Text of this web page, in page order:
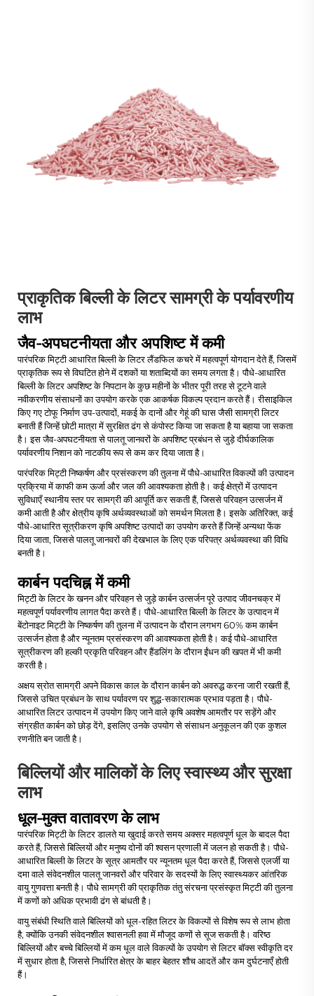
प्राकृतिक बिल्ली के लिटर सामग्री के पर्यावरणीय
लाभ
जैव-अपघटनीयता और अपशिष्ट में कमी
पारंपरिक मिट्टी आधारित बिल्ली के लिटर लैंडफिल कचरे में महत्वपूर्ण योगदान देते हैं, जिसमें
प्राकृतिक रूप से विघटित होने में दशकों या शताब्दियों का समय लगता है। पौधे-आधारित
बिल्ली के लिटर अपशिष्ट के निपटान के कुछ महीनों के भीतर पूरी तरह से टूटने वाले
नवीकरणीय संसाधनों का उपयोग करके एक आकर्षक विकल्प प्रदान करते हैं। रीसाइकिल
किए गए टोफू निर्माण उप-उत्पादों, मकई के दानों और गेहूं की घास जैसी सामग्री लिटर
बनाती हैं जिन्हें छोटी मात्रा में सुरक्षित ढंग से कंपोस्ट किया जा सकता है या बहाया जा सकता
है। इस जैव-अपघटनीयता से पालतू जानवरों के अपशिष्ट प्रबंधन से जुड़े दीर्घकालिक
पर्यावरणीय निशान को नाटकीय रूप से कम कर दिया जाता है।
पारंपरिक मिट्टी निष्कर्षण और प्रसंस्करण की तुलना में पौधे-आधारित विकल्पों की उत्पादन
प्रक्रिया में काफी कम ऊर्जा और जल की आवश्यकता होती है। कई क्षेत्रों में उत्पादन
सुविधाएँ स्थानीय स्तर पर सामग्री की आपूर्ति कर सकती हैं, जिससे परिवहन उत्सर्जन में
कमी आती है और क्षेत्रीय कृषि अर्थव्यवस्थाओं को समर्थन मिलता है। इसके अतिरिक्त, कई
पौधे-आधारित सूत्रीकरण कृषि अपशिष्ट उत्पादों का उपयोग करते हैं जिन्हें अन्यथा फेंक
दिया जाता, जिससे पालतू जानवरों की देखभाल के लिए एक परिपत्र अर्थव्यवस्था की विधि
बनती है।
कार्बन पदचिह्न में कमी
मिट्टी के लिटर के खनन और परिवहन से जुड़े कार्बन उत्सर्जन पूरे उत्पाद जीवनचक्र में
महत्वपूर्ण पर्यावरणीय लागत पैदा करते हैं। पौधे-आधारित बिल्ली के लिटर के उत्पादन में
बेंटोनाइट मिट्टी के निष्कर्षण की तुलना में उत्पादन के दौरान लगभग 60% कम कार्बन
उत्सर्जन होता है और न्यूनतम प्रसंस्करण की आवश्यकता होती है। कई पौधे-आधारित
सूत्रीकरण की हल्की प्रकृति परिवहन और हैंडलिंग के दौरान ईंधन की खपत में भी कमी
करती है।
अक्षय स्रोत सामग्री अपने विकास काल के दौरान कार्बन को अवरुद्ध करना जारी रखती हैं,
जिससे उचित प्रबंधन के साथ पर्यावरण पर शुद्ध-सकारात्मक प्रभाव पड़ता है। पौधे-
आधारित लिटर उत्पादन में उपयोग किए जाने वाले कृषि अवशेष आमतौर पर सड़ेंगे और
संग्रहीत कार्बन को छोड़ देंगे, इसलिए उनके उपयोग से संसाधन अनुकूलन की एक कुशल
रणनीति बन जाती है।
बिल्लियों और मालिकों के लिए स्वास्थ्य और सुरक्षा
लाभ
धूल-मुक्त वातावरण के लाभ
पारंपरिक मिट्टी के लिटर डालते या खुदाई करते समय अक्सर महत्वपूर्ण धूल के बादल पैदा
करते हैं, जिससे बिल्लियों और मनुष्य दोनों की श्वसन प्रणाली में जलन हो सकती है। पौधे-
आधारित बिल्ली के लिटर के सूत्र आमतौर पर न्यूनतम धूल पैदा करते हैं, जिससे एलर्जी या
दमा वाले संवेदनशील पालतू जानवरों और परिवार के सदस्यों के लिए स्वास्थ्यकर आंतरिक
वायु गुणवत्ता बनती है। पौधे सामग्री की प्राकृतिक तंतु संरचना प्रसंस्कृत मिट्टी की तुलना
में कणों को अधिक प्रभावी ढंग से बांधती है।
वायु संबंधी स्थिति वाले बिल्लियों को धूल-रहित लिटर के विकल्पों से विशेष रूप से लाभ होता
है, क्योंकि उनकी संवेदनशील श्वासनली हवा में मौजूद कणों से सूज सकती है। वरिष्ठ
बिल्लियों और बच्चे बिल्लियों में कम धूल वाले विकल्पों के उपयोग से लिटर बॉक्स स्वीकृति दर
में सुधार होता है, जिससे निर्धारित क्षेत्र के बाहर बेहतर शौच आदतें और कम दुर्घटनाएँ होती
हैं।